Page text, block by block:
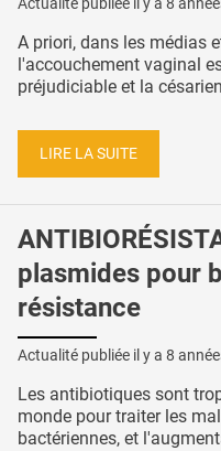
A priori, dans les médias
l'accouchement vaginal
préjudiciable et la
LIRE LA SUITE
plasmides pour
résistance
Actualité publiée il y a 8
Les antibiotiques sont
monde pour traiter les
bactériennes, et